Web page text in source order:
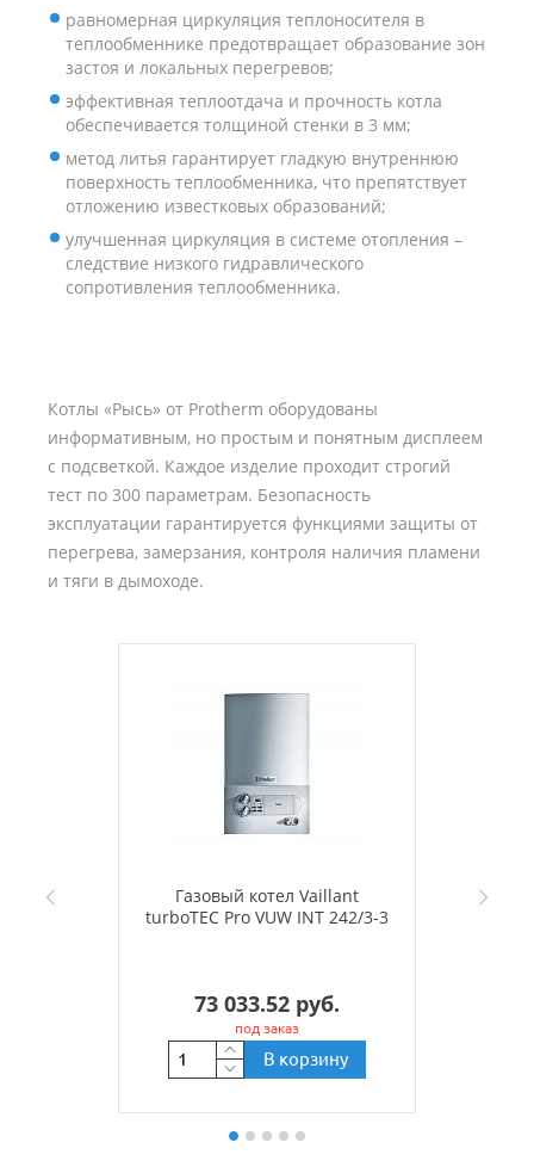
равномерная циркуляция теплоносителя в
теплообменнике предотвращает образование зон
застоя и локальных перегревов;
эффективная теплоотдача и прочность котла
обеспечивается толщиной стенки в 3 мм;
метод литья гарантирует гладкую внутреннюю
поверхность теплообменника, что препятствует
отложению известковых образований;
улучшенная циркуляция в системе отопления –
следствие низкого гидравлического
сопротивления теплообменника.
Котлы «Рысь» от Protherm оборудованы
информативным, но простым и понятным дисплеем
с подсветкой. Каждое изделие проходит строгий
тест по 300 параметрам. Безопасность
эксплуатации гарантируется функциями защиты от
перегрева, замерзания, контроля наличия пламени
и тяги в дымоходе.
Газовый котел Vaillant
turboTEC Pro VUW INT 242/3-3
73 033.52 руб.
под заказ
В корзину